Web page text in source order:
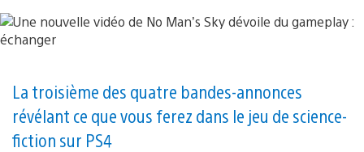
La troisième des quatre bandes-annonces
révélant ce que vous ferez dans le jeu de science-
fiction sur PS4